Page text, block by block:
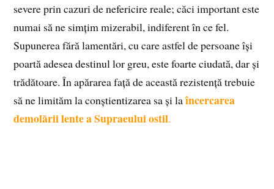
severe prin cazuri de nefericire reale; căci important este
numai să ne simțim mizerabil, indiferent în ce fel.
Supunerea fără lamentări, cu care astfel de persoane își
poartă adesea destinul lor greu, este foarte ciudată, dar și
trădătoare. În apărarea față de această rezistență trebuie
să ne limităm la conștientizarea sa și laîncercarea
demolării lente a Supraeului ostil.